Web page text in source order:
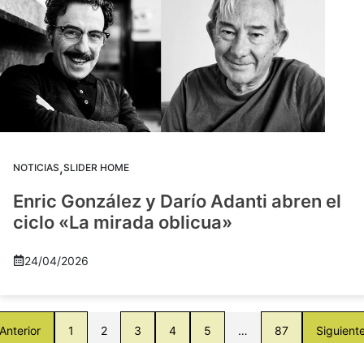
NOTICIAS,SLIDER HOME
Enric González y Darío Adanti abren el
ciclo «La mirada oblicua»
24/04/2026
1 2 3 4 5 … 87